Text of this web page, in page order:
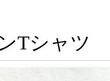
Tシャツ